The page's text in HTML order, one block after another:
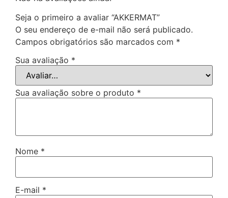
Seja o primeiro a avaliar “AKKERMAT”
O seu endereço de e-mail não será publicado.
Campos obrigatórios são marcados com *
Sua avaliação *
Sua avaliação sobre o produto *
Nome *
E-mail *